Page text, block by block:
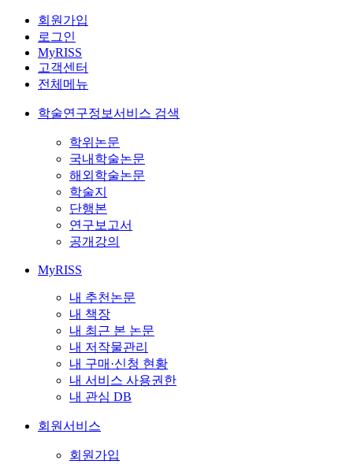
회원가입
로그인
MyRISS
고객센터
전체메뉴
학술연구정보서비스 검색
학위논문
국내학술논문
해외학술논문
학술지
단행본
연구보고서
공개강의
MyRISS
내 추천논문
내 책장
내 최근 본 논문
내 저작물관리
내 구매·신청 현황
내 서비스 사용권한
내 관심 DB
회원서비스
회원가입